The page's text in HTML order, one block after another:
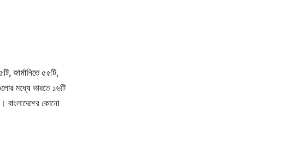
জার্মানিতে ৫৫টি,
মধ্যে ভারতে ১৬টি
কোনো